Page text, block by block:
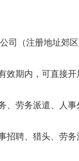
司（注册地址郊
有效期内，可直接
、劳务派遣、人
招聘、猎头、劳